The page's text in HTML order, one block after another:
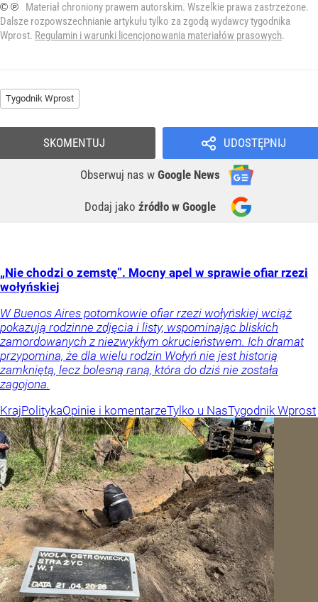
© ℗
Materiał chroniony prawem autorskim. Wszelkie prawa zastrzeżone.
Dalsze rozpowszechnianie artykułu tylko za zgodą wydawcy tygodnika
Wprost. Regulamin i warunki licencjonowania materiałów prasowych.
Tygodnik Wprost
UDOSTĘPNIJ
Obserwuj nas w Google News
Dodaj jako źródło w Google
SKOMENTUJ
„Nie chodzi o zemstę”. Mocny apel w sprawie ofiar rzezi
wołyńskiej
W Buenos Aires potomkowie ofiar rzezi wołyńskiej wciąż
pokazują rodzinne zdjęcia i listy, wspominając bliskich
zamordowanych z niezwykłym okrucieństwem. Ich dramat
przypomina, że dla wielu rodzin Wołyń nie jest historią
zamkniętą, lecz bolesną raną, która do dziś nie została
zagojona.
KrajPolitykaOpinie i komentarzeTylko u NasTygodnik Wprost